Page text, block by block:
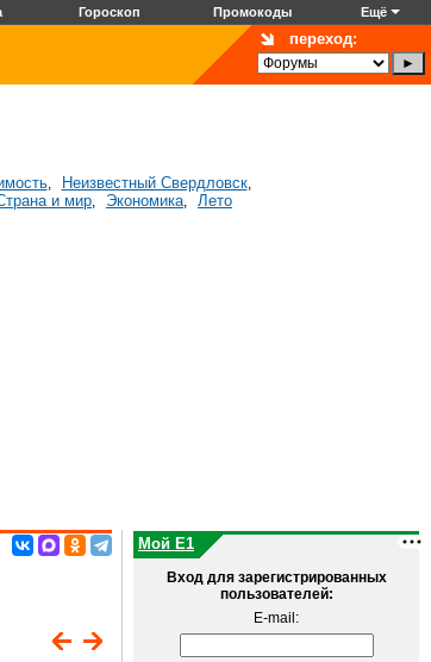
Гороскоп Промокоды Ещё
переход:
, Неизвестный Свердловск,
и мир, Экономика, Лето
Мой E1
Вход для зарегистрированных
пользователей:
E-mail: